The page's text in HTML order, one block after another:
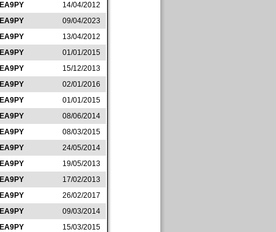
EA9PY
14/04/2012
EA9PY
09/04/2023
EA9PY
13/04/2012
EA9PY
01/01/2015
EA9PY
15/12/2013
EA9PY
02/01/2016
EA9PY
01/01/2015
EA9PY
08/06/2014
EA9PY
08/03/2015
EA9PY
24/05/2014
EA9PY
19/05/2013
EA9PY
17/02/2013
EA9PY
26/02/2017
EA9PY
09/03/2014
EA9PY
15/03/2015